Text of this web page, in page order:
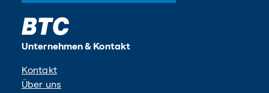
Unternehmen & Kontakt
Kontakt
Über uns